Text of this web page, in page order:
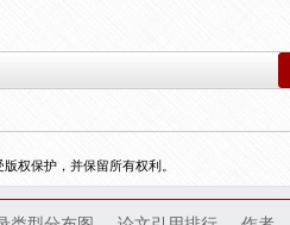
权保护，并保留所有权利。